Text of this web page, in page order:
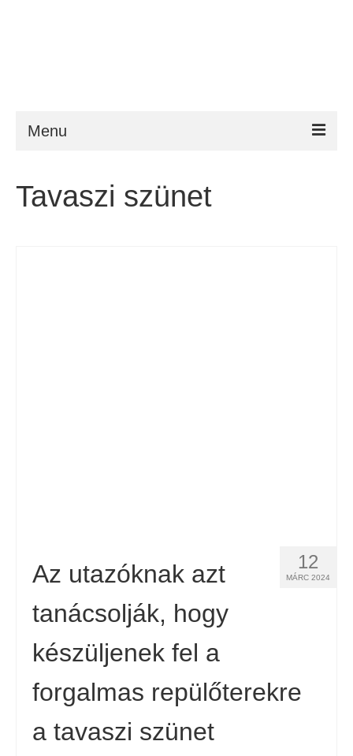
Menu
Követelmény
Nederlands Holland
észt
Suomi( Finn)
Français(Francia)
Deutsch ( Német)
Tavaszi szünet
12
MÁRC 2024
Az utazóknak azt
tanácsolják, hogy
készüljenek fel a
forgalmas repülőterekre
a tavaszi szünet